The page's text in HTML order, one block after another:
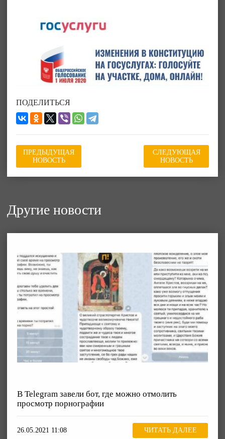
ПОДЕЛИТЬСЯ
ПРЕДЫДУЩАЯ
НОВОСТЬ
СЛЕДУЮЩАЯ
НОВОСТЬ
Другие новости
В Telegram завели бот, где можно отмолить
просмотр порнографии
26.05.2021 11:08 ЧИТАТЬ ДАЛЕЕ